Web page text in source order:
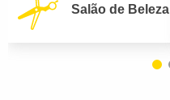
Salão de Beleza